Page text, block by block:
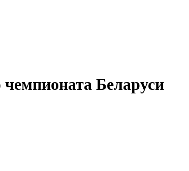
Беларуси